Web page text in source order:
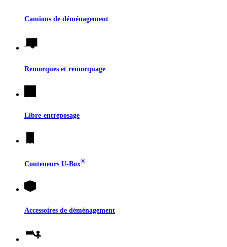
Camions de déménagement
Remorques et remorquage
Libre-entreposage
Conteneurs U-Box®
Accessoires de déménagement